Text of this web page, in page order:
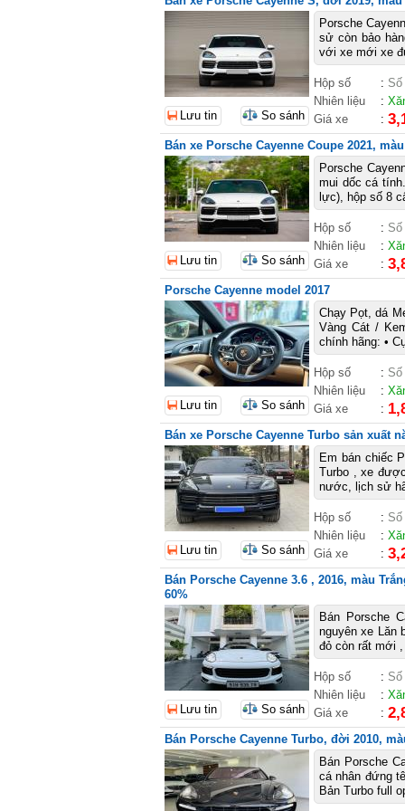
Porsche
sử còn bảo
với xe mới xe
Hộp số :
Nhiên liệu
:
Giá xe
:
Lưu tin So sánh
Bán xe Porsche Cayenne Coupe 2021,
Porsche
mui dốc cá
lực), hộp số 8
Hộp số :
Nhiên liệu
:
Giá xe
:
Lưu tin So sánh
Porsche Cayenne model 2017
Chạy Pọt, dá
Vàng Cát /
chính hãng: •
Hộp số :
Nhiên liệu
:
Giá xe
:
Lưu tin So sánh
Bán xe Porsche Cayenne Turbo sản xuất
Em bán chiếc
Turbo , xe
nước, lịch sử
Hộp số :
Nhiên liệu
:
Giá xe
:
Lưu tin So sánh
Bán Porsche Cayenne 3.6 , 2016, màu
60%
Bán Porsche
nguyên xe Lăn
đỏ còn rất mới
Hộp số :
Nhiên liệu
:
Giá xe
:
Lưu tin So sánh
Bán Porsche Cayenne Turbo, đời 2010,
Bán Porsche
cá nhân đứng
Bản Turbo full